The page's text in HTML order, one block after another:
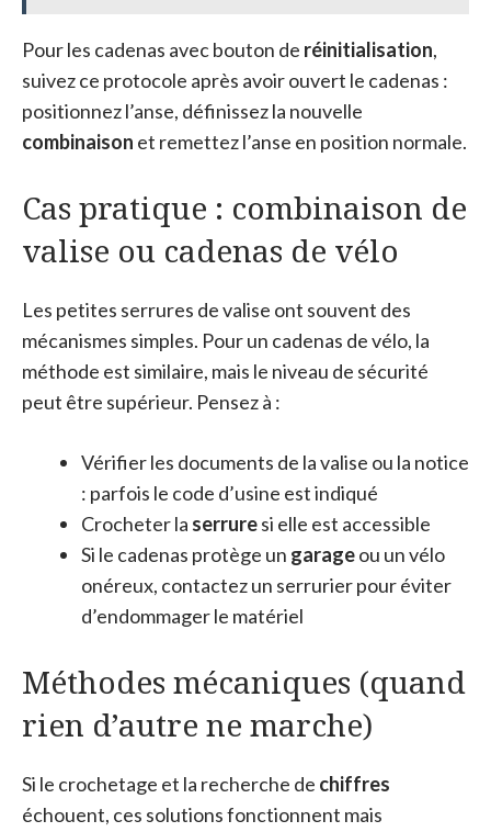
Pour les cadenas avec bouton de réinitialisation,
suivez ce protocole après avoir ouvert le cadenas :
positionnez l’anse, définissez la nouvelle
combinaison et remettez l’anse en position normale.
Cas pratique : combinaison de
valise ou cadenas de vélo
Les petites serrures de valise ont souvent des
mécanismes simples. Pour un cadenas de vélo, la
méthode est similaire, mais le niveau de sécurité
peut être supérieur. Pensez à :
Vérifier les documents de la valise ou la notice
: parfois le code d’usine est indiqué
Crocheter la serruresi elle est accessible
Si le cadenas protège un garageou un vélo
onéreux, contactez un serrurier pour éviter
d’endommager le matériel
Méthodes mécaniques (quand
rien d’autre ne marche)
Si le crochetage et la recherche de chiffres
échouent, ces solutions fonctionnent mais